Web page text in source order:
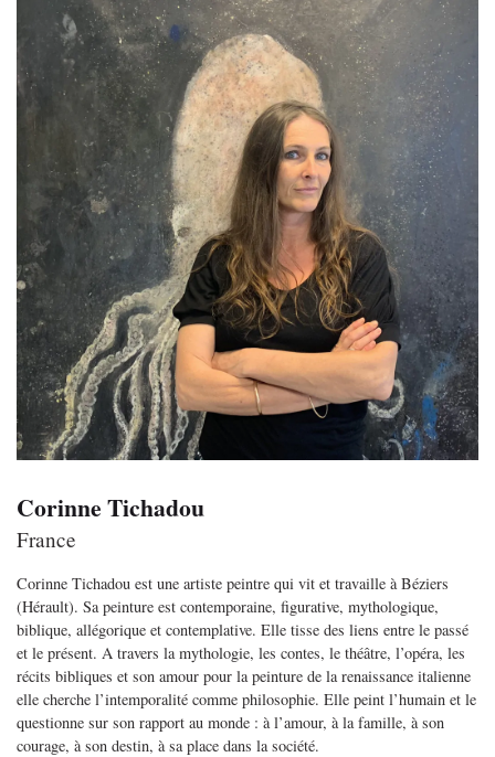
Corinne Tichadou
France
Corinne Tichadou est une artiste peintre qui vit et travaille à Béziers
(Hérault). Sa peinture est contemporaine, figurative, mythologique,
biblique, allégorique et contemplative. Elle tisse des liens entre le passé
et le présent. A travers la mythologie, les contes, le théâtre, l’opéra, les
récits bibliques et son amour pour la peinture de la renaissance italienne
elle cherche l’intemporalité comme philosophie. Elle peint l’humain et le
questionne sur son rapport au monde : à l’amour, à la famille, à son
courage, à son destin, à sa place dans la société.